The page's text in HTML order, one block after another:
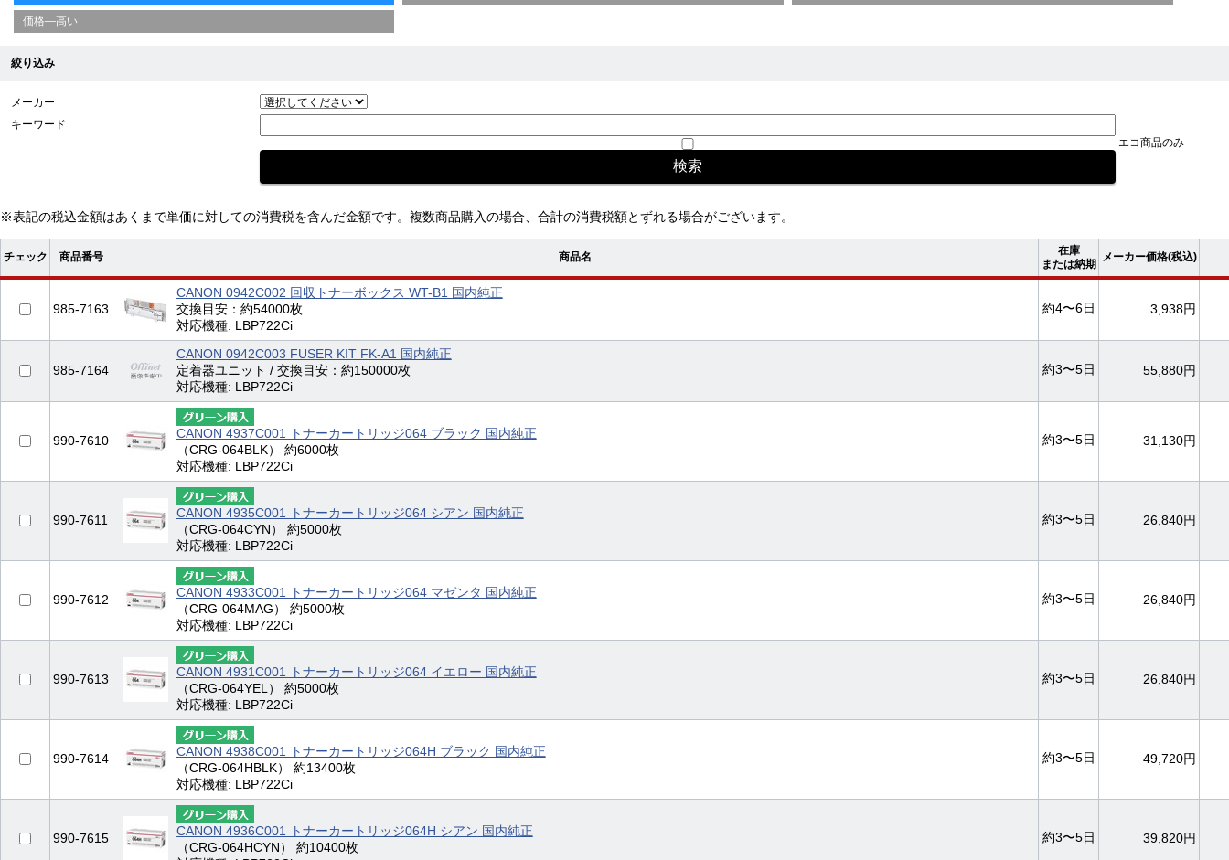
価格—高い
絞り込み
メーカー
キーワード
エコ商品のみ
※表記の税込金額はあくまで単価に対しての消費税を含んだ金額です。複数商品購入の場合、合計の消費税額とずれる場合がございます。
チェック 商品番号 商品名
在庫
または納期
メーカー価格(税込)
985-7163
CANON 0942C002 回収トナーボックス WT-B1 国内純正
交換目安：約54000枚
対応機種: LBP722Ci
約4〜6日 3,938円
985-7164
CANON 0942C003 FUSER KIT FK-A1 国内純正
定着器ユニット / 交換目安：約150000枚
対応機種: LBP722Ci
約3〜5日 55,880円
990-7610
CANON 4937C001 トナーカートリッジ064 ブラック 国内純正
（CRG-064BLK） 約6000枚
対応機種: LBP722Ci
約3〜5日 31,130円
990-7611
CANON 4935C001 トナーカートリッジ064 シアン 国内純正
（CRG-064CYN） 約5000枚
対応機種: LBP722Ci
約3〜5日 26,840円
990-7612
CANON 4933C001 トナーカートリッジ064 マゼンタ 国内純正
（CRG-064MAG） 約5000枚
対応機種: LBP722Ci
約3〜5日 26,840円
990-7613
CANON 4931C001 トナーカートリッジ064 イエロー 国内純正
（CRG-064YEL） 約5000枚
対応機種: LBP722Ci
約3〜5日 26,840円
990-7614
CANON 4938C001 トナーカートリッジ064H ブラック 国内純正
（CRG-064HBLK） 約13400枚
対応機種: LBP722Ci
約3〜5日 49,720円
990-7615
CANON 4936C001 トナーカートリッジ064H シアン 国内純正
（CRG-064HCYN） 約10400枚
約3〜5日 39,820円